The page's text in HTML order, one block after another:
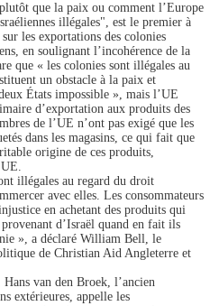
que la paix ou comment l’Europe
illégales", est le premier à
les exportations des colonies
en soulignant l’incohérence de la
que « les colonies sont illégales au
un obstacle à la paix et
États impossible », mais l’UE
d’exportation aux produits des
de l’UE n’ont pas exigé que les
dans les magasins, ce qui fait que
origine de ces produits,
illégales au regard du droit
avec elles. Les consommateurs
en achetant des produits qui
d’Israël quand en fait ils
», a déclaré William Bell, le
de Christian Aid Angleterre et
van den Broek, l’ancien
extérieures, appelle les